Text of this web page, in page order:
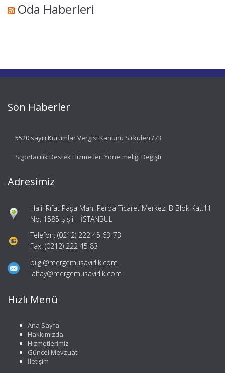
Oda Haberleri
Son Haberler
5520 sayılı Kurumlar Vergisi Kanunu Sirküleri /73
Sigortacılık Destek Hizmetleri Yönetmeliği Değişti
Adresimiz
Halil Rıfat Paşa Mah. Perpa Ticaret Merkezi B Blok Kat:11
No: 1585 Şişli – İSTANBUL
Telefon: (0212) 222 45 63-73
Fax: (0212) 222 45 83
bilgi@mergemusavirlik.com
ialtay@mergemusavirlik.com
Hızlı Menü
Ana Sayfa
Hakkımızda
Hizmetlerimiz
Güncel Mevzuat
İletişim